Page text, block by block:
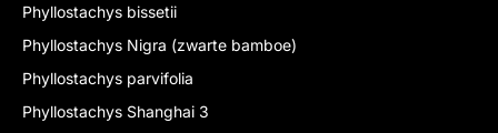
Phyllostachys bissetii
Phyllostachys Nigra (zwarte bamboe)
Phyllostachys parvifolia
Phyllostachys Shanghai 3